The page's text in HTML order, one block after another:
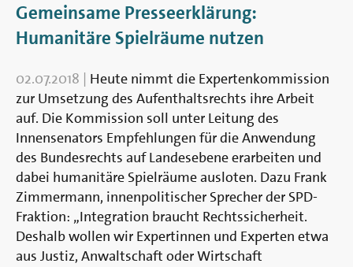
Gemeinsame Presseerklärung:
Humanitäre Spielräume nutzen
02.07.2018 | Heute nimmt die Expertenkommission
zur Umsetzung des Aufenthaltsrechts ihre Arbeit
auf. Die Kommission soll unter Leitung des
Innensenators Empfehlungen für die Anwendung
des Bundesrechts auf Landesebene erarbeiten und
dabei humanitäre Spielräume ausloten. Dazu Frank
Zimmermann, innenpolitischer Sprecher der SPD-
Fraktion: „Integration braucht Rechtssicherheit.
Deshalb wollen wir Expertinnen und Experten etwa
aus Justiz, Anwaltschaft oder Wirtschaft